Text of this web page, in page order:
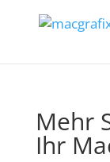
Mehr
Ihr